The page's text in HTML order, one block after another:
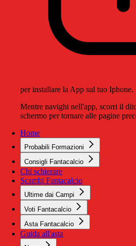
per installare la App sul tuo Iphone.
Mentre navighi nell'app, scorri il
schermo per tornare alle pagine
Home
Probabili Formazioni
Consigli Fantacalcio
Chi schierare
Scambi Fantacalcio
Ultime dai Campi
Voti Fantacalcio
Asta Fantacalcio
Guida all'asta